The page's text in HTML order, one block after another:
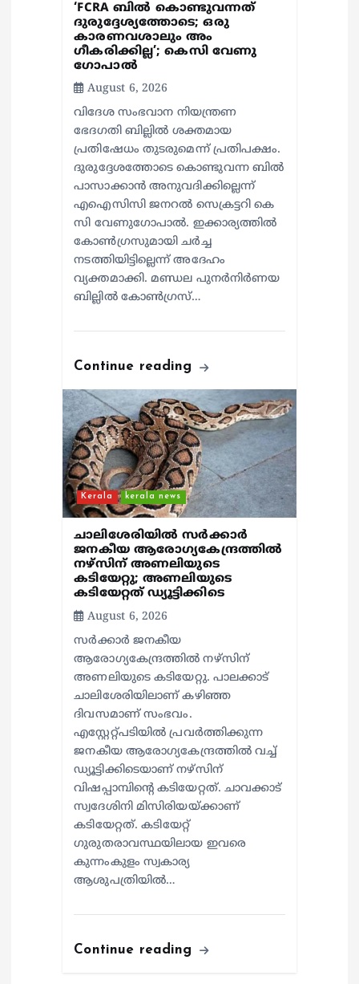
‘FCRA ബിൽ കൊണ്ടുവന്നത്
ദുരുദ്ദേശ്യത്തോടെ; ഒരു
കാരണവശാലും അം​
ഗീകരിക്കില്ല’; കെസി വേണു​
ഗോപാൽ
August 6, 2026
വിദേശ സംഭവാന നിയന്ത്രണ
ഭേദഗതി ബില്ലിൽ ശക്തമായ
പ്രതിഷേധം തുടരുമെന്ന് പ്രതിപക്ഷം.
ദുരുദ്ദേശത്തോടെ കൊണ്ടുവന്ന ബിൽ
പാസാക്കാൻ അനുവദിക്കില്ലെന്ന്
എഐസിസി ജനറൽ സെക്രട്ടറി കെ
സി വേണുഗോപാൽ. ഇക്കാര്യത്തിൽ
കോൺഗ്രസുമായി ചർച്ച
നടത്തിയിട്ടില്ലെന്ന് അദേഹം
വ്യക്തമാക്കി. മണ്ഡല പുനർനിർണയ
ബില്ലിൽ കോൺഗ്രസ്…
Continue reading
Kerala kerala news
ചാലിശേരിയില്‍ സര്‍ക്കാര്‍
ജനകീയ ആരോഗ്യകേന്ദ്രത്തില്‍
നഴ്സിന് അണലിയുടെ
കടിയേറ്റു; അണലിയുടെ
കടിയേറ്റത് ഡ്യൂട്ടിക്കിടെ
August 6, 2026
സര്‍ക്കാര്‍ ജനകീയ
ആരോഗ്യകേന്ദ്രത്തില്‍ നഴ്സിന്
അണലിയുടെ കടിയേറ്റു. പാലക്കാട്
ചാലിശേരിയിലാണ് കഴിഞ്ഞ
ദിവസമാണ് സംഭവം.
എസ്റ്റേറ്റ്പടിയില്‍ പ്രവര്‍ത്തിക്കുന്ന
ജനകീയ ആരോഗ്യകേന്ദ്രത്തില്‍ വച്ച്
ഡ്യൂട്ടിക്കിടെയാണ് നഴ്സിന്
വിഷപ്പാമ്പിന്റെ കടിയേറ്റത്. ചാവക്കാട്
സ്വദേശിനി മിസിരിയയ്ക്കാണ്
കടിയേറ്റത്. കടിയേറ്റ്
ഗുരുതരാവസ്ഥയിലായ ഇവരെ
കുന്നംകുളം സ്വകാര്യ
ആശുപത്രിയില്‍…
Continue reading